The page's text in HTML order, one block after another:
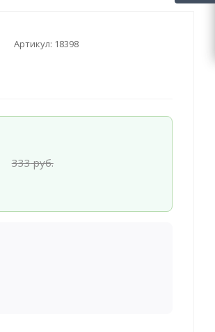
Артикул: 18398
333руб.